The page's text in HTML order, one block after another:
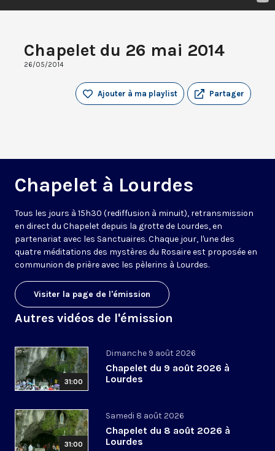
Chapelet du 26 mai 2014
26/05/2014
Partager
Ajouter à ma playlist
Chapelet à Lourdes
Tous les jours à 15h30 (rediffusion à minuit), retransmission
en direct du Chapelet depuis la grotte de Lourdes, en
partenariat avec les Sanctuaires. Chaque jour, l'une des
quatre méditations des mystères du Rosaire est proposée en
communion de prière avec les pèlerins à Lourdes.
Visiter la page de l'émission
Autres vidéos de l'émission
31:00
Dimanche 9 août 2026
Chapelet du 9 août 2026 à
Lourdes
31:00
Samedi 8 août 2026
Chapelet du 8 août 2026 à
Lourdes